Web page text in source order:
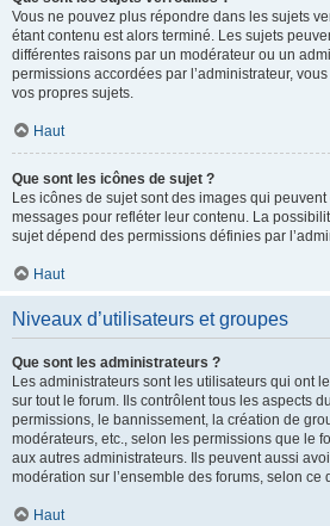
Vous ne pouvez plus répondre dans les sujets
étant contenu est alors terminé. Les sujets
différentes raisons par un modérateur ou un
permissions accordées par l’administrateur,
vos propres sujets.
Haut
Que sont les icônes de sujet ?
Les icônes de sujet sont des images qui
messages pour refléter leur contenu. La
sujet dépend des permissions définies par
Haut
Niveaux d’utilisateurs et groupes
Que sont les administrateurs ?
Les administrateurs sont les utilisateurs qui ont
sur tout le forum. Ils contrôlent tous les aspects
permissions, le bannissement, la création de
modérateurs, etc., selon les permissions que le
aux autres administrateurs. Ils peuvent aussi
modération sur l’ensemble des forums, selon ce
Haut